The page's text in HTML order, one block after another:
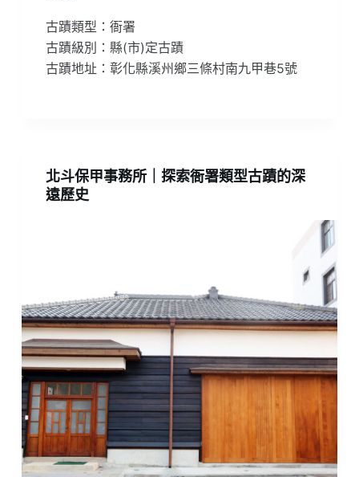
古蹟類型：衙署
古蹟級別：縣(市)定古蹟
古蹟地址：彰化縣溪州鄉三條村南九甲巷5號
北斗保甲事務所｜探索衙署類型古蹟的深
遠歷史